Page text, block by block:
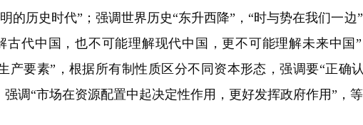
的历史时代”；强调世界历史“东升西降”，“时与势在我们一边
古代中国，也不可能理解现代中国，更不可能理解未来中国
产要素”，根据所有制性质区分不同资本形态，强调要“正确
调“市场在资源配置中起决定性作用，更好发挥政府作用”，等